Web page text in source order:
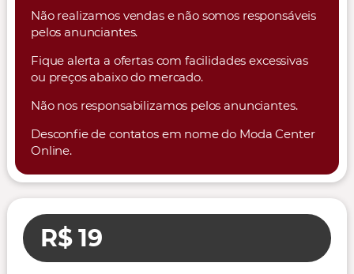
Não realizamos vendas e não somos responsáveis
pelos anunciantes.
Fique alerta a ofertas com facilidades excessivas
ou preços abaixo do mercado.
Não nos responsabilizamos pelos anunciantes.
Desconfie de contatos em nome do Moda Center
Online.
R$ 19